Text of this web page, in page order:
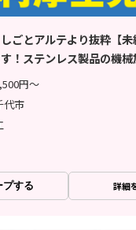
しごとアルテより抜粋【
！ステンレス製品の機
円//寮完備/土日休み/
げる♪
円～
代市
プする 詳細